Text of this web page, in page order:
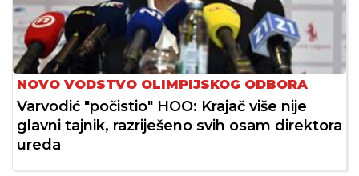
NOVO VODSTVO OLIMPIJSKOG ODBORA
Varvodić "počistio" HOO: Krajač više nije
glavni tajnik, razriješeno svih osam direktora
ureda